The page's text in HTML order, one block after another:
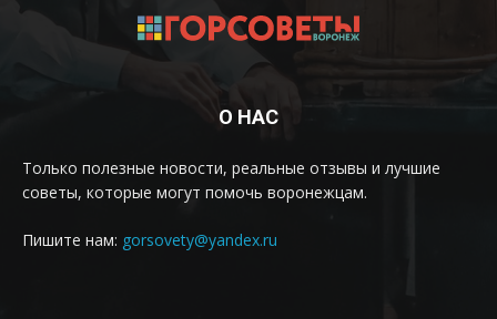
О НАС
Только полезные новости, реальные отзывы и лучшие
советы, которые могут помочь воронежцам.
Пишите нам: gorsovety@yandex.ru